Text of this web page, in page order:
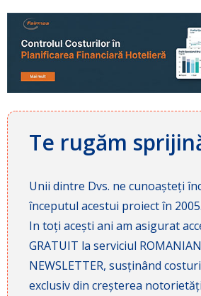
Te rugăm
Unii dintre Dvs. ne cunoașteți
începutul acestui proiect în 2005.
In toți acești ani am asigurat
GRATUIT la serviciul
NEWSLETTER, susținând
exclusiv din creșterea